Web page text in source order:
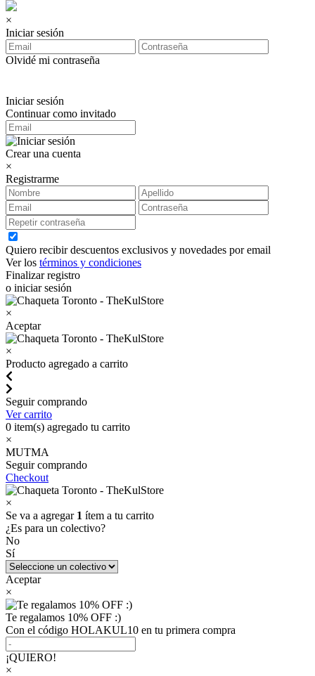
×
Iniciar sesión
Olvidé mi contraseña
Iniciar sesión
Continuar como invitado
Crear una cuenta
×
Registrarme
Quiero recibir descuentos exclusivos y novedades por email
Ver los términos y condiciones
Finalizar registro
o iniciar sesión
×
Aceptar
×
Producto agregado a carrito
Seguir comprando
Ver carrito
0 item(s) agregado tu carrito
×
MUTMA
Seguir comprando
Checkout
×
Se va a agregar 1 ítem a tu carrito
¿Es para un colectivo?
No
Sí
Aceptar
×
Te regalamos 10% OFF :)
Con el código HOLAKUL10 en tu primera compra
¡QUIERO!
×